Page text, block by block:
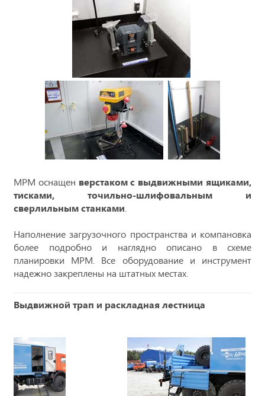
МРМ оснащен верстаком с выдвижными ящиками,
тисками, точильно-шлифовальным и
сверлильным станками
Наполнение загрузочного пространства и компановка
более подробно и наглядно описано в схеме
планировки МРМ. Все оборудование и инструмент
надежно закреплены на штатных местах.
Выдвижной трап и раскладная лестница